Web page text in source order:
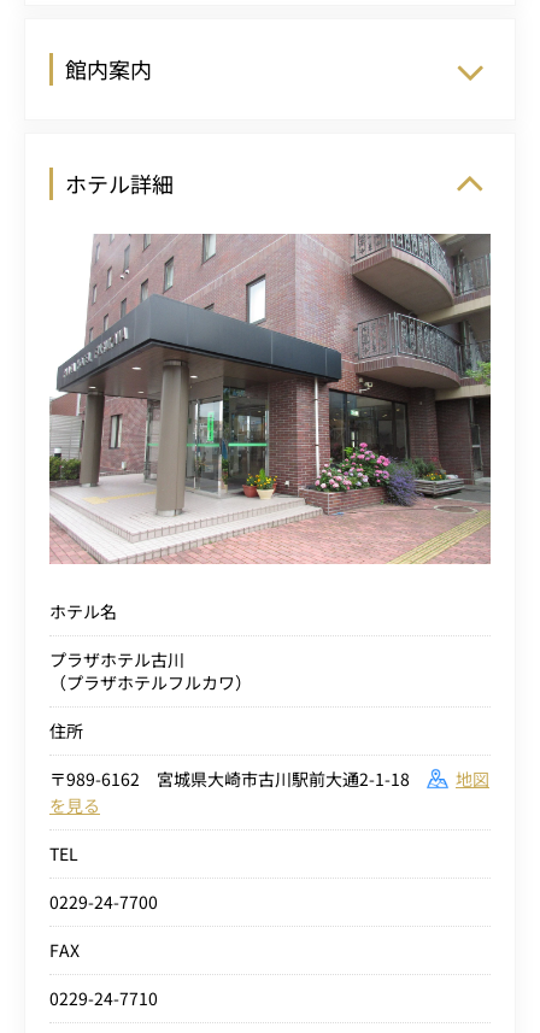
館内案内
ホテル詳細
ホテル名
プラザホテル古川
（プラザホテルフルカワ）
住所
〒989-6162 宮城県大崎市古川駅前大通2-1-18
地図
を見る
TEL
0229-24-7700
FAX
0229-24-7710